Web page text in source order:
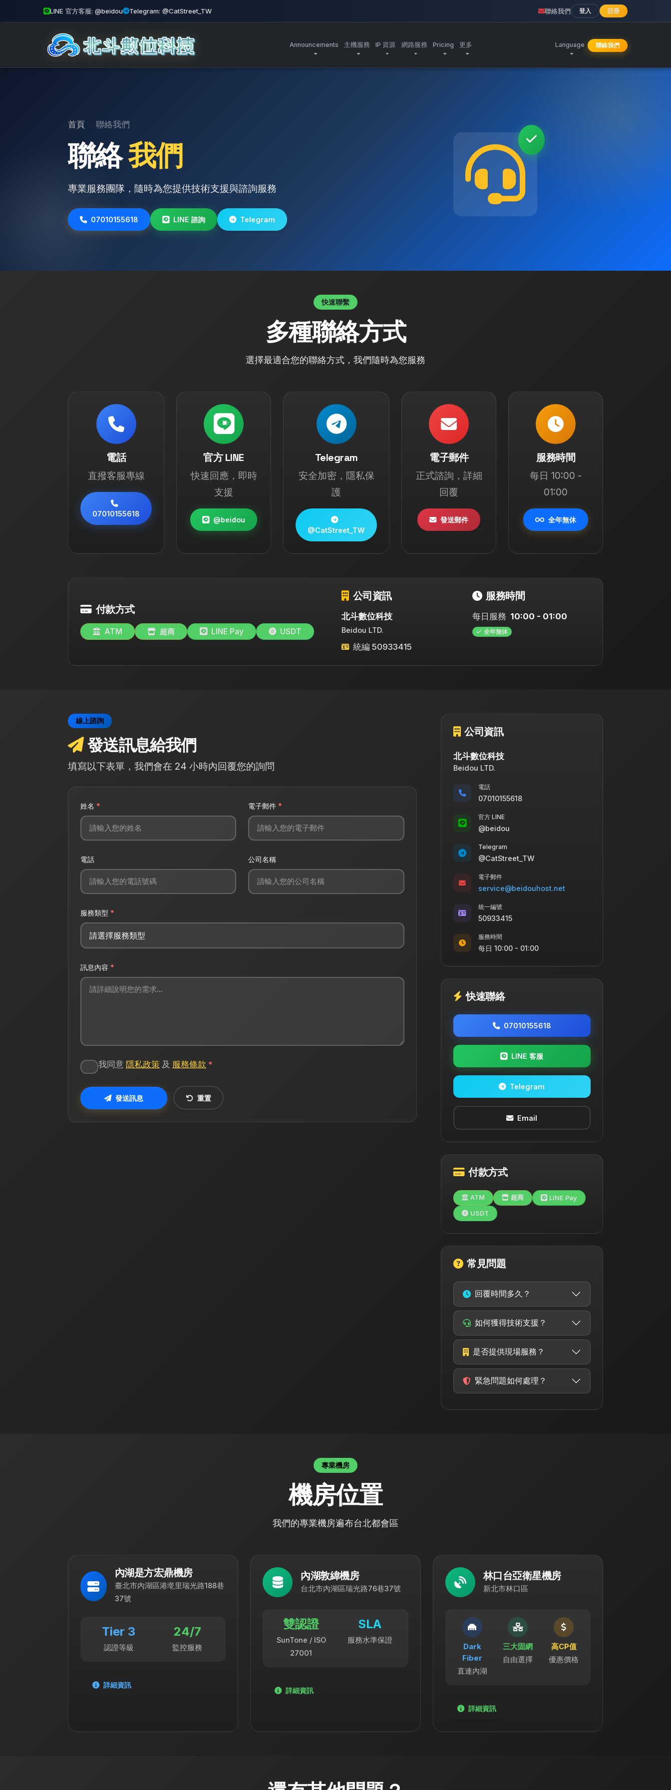
LINE 官方客服: @beidou Telegram: @CatStreet_TW 聯絡我們 登入 註冊
Announcements 主機服務 IP 資源 網路服務 Pricing 更多 Language 聯絡我們
首頁 聯絡我們
聯絡我們
專業服務團隊，隨時為您提供技術支援與諮詢服務
07010155618 LINE 諮詢 Telegram
快速聯繫
多種聯絡方式
選擇最適合您的聯絡方式，我們隨時為您服務
電話
直撥客服專線
07010155618
官方 LINE
快速回應，即時
支援
@beidou
Telegram
安全加密，隱私保
護
@CatStreet_TW
電子郵件
正式諮詢，詳細
回覆
發送郵件
服務時間
每日 10:00 -
01:00
全年無休
付款方式
ATM 超商 LINE Pay USDT
公司資訊
北斗數位科技
Beidou LTD.
統編 50933415
服務時間
每日服務 10:00 - 01:00
全年無休
線上諮詢
發送訊息給我們
填寫以下表單，我們會在 24 小時內回覆您的詢問
姓名 * 電子郵件 *
電話 公司名稱
服務類型 *
訊息內容 *
我同意 隱私政策 及 服務條款 *
發送訊息 重置
公司資訊
北斗數位科技
Beidou LTD.
電話
07010155618
官方 LINE
@beidou
Telegram
@CatStreet_TW
電子郵件
service@beidouhost.net
統一編號
50933415
服務時間
每日 10:00 - 01:00
快速聯絡
07010155618
LINE 客服
Telegram
Email
付款方式
ATM 超商 LINE Pay
USDT
常見問題
回覆時間多久？
如何獲得技術支援？
是否提供現場服務？
緊急問題如何處理？
專業機房
機房位置
我們的專業機房遍布台北都會區
內湖是方宏鼎機房
臺北市內湖區港墘里瑞光路188巷
37號
Tier 3
認證等級
24/7
監控服務
詳細資訊
內湖敦緯機房
台北市內湖區瑞光路76巷37號
雙認證
SunTone / ISO
27001
SLA
服務水準保證
詳細資訊
林口台亞衛星機房
新北市林口區
Dark
Fiber
直連內湖
三大固網
自由選擇
高CP值
優惠價格
詳細資訊